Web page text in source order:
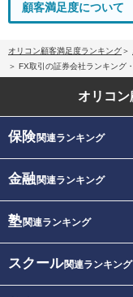
顧客満足度について
オリコン顧客満足度ランキング
FX取引の証券会社ランキング
オリコ
保険関連ランキング
金融関連ランキング
塾関連ランキング
スクール関連ランキング